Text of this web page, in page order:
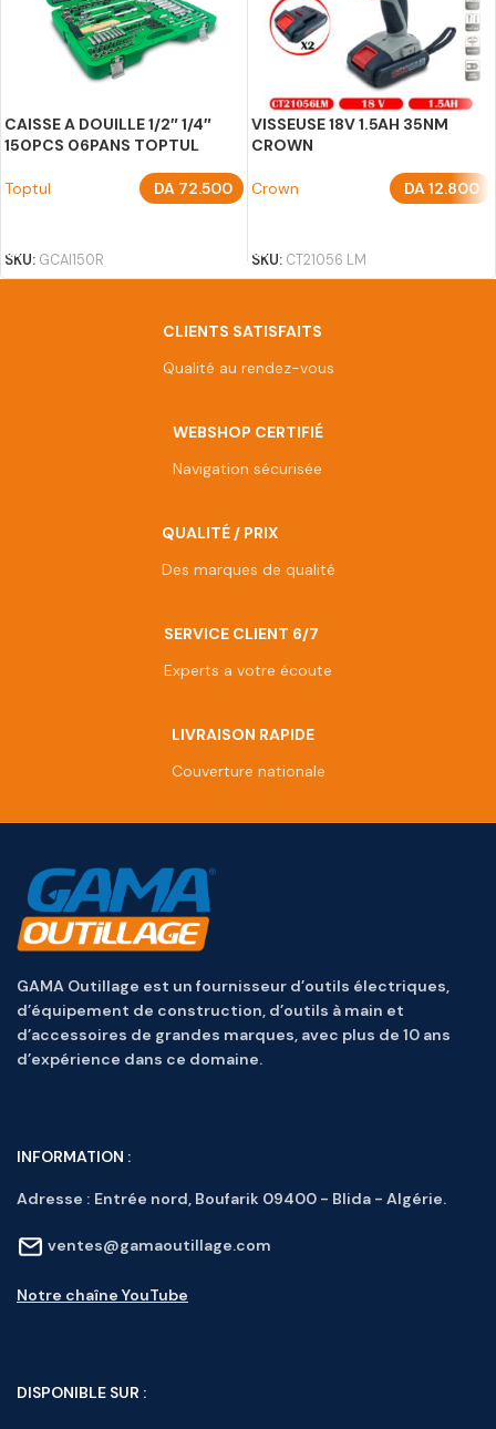
CAISSE A DOUILLE 1/2″ 1/4″
150PCS 06PANS TOPTUL
Toptul DA 72.500
SKU: GCAI150R
VISSEUSE 18V 1.5AH 35NM
CROWN
Crown DA12.800
SKU: CT21056 LM
CLIENTS SATISFAITS
Qualité au rendez-vous
WEBSHOP CERTIFIÉ
Navigation sécurisée
QUALITÉ / PRIX
Des marques de qualité
SERVICE CLIENT 6/7
Experts a votre écoute
LIVRAISON RAPIDE
Couverture nationale
GAMA Outillage est un fournisseur d’outils électriques,
d’équipement de construction, d’outils à main et
d’accessoires de grandes marques, avec plus de 10 ans
d’expérience dans ce domaine.
INFORMATION :
Adresse : Entrée nord, Boufarik 09400 - Blida - Algérie.
ventes@gamaoutillage.com
Notre chaîne YouTube
DISPONIBLE SUR :